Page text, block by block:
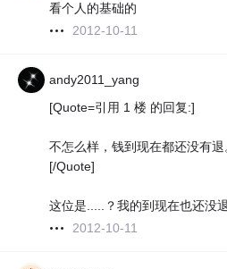
看个人的基础的
2012-10-11
andy2011_yang
[Quote=引用 1 楼 的回复:]
不怎么样，钱到现在都还没有退
[/Quote]
这位是.....？我的到现在也还没
2012-10-11